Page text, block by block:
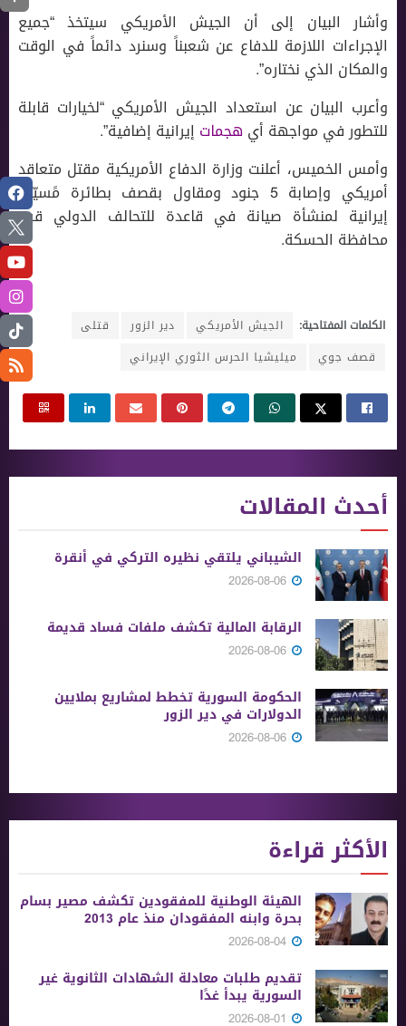
وأشار البيان إلى أن الجيش الأمريكي سيتخذ “جميع
الإجراءات اللازمة للدفاع عن شعبناً وسنرد دائماً في الوقت
والمكان الذي نختاره”.
وأعرب البيان عن استعداد الجيش الأمريكي “لخيارات قابلة
للتطور في مواجهة أي هجمات إيرانية إضافية”.
وأمس الخميس، أعلنت وزارة الدفاع الأمريكية مقتل متعاقد
أمريكي وإصابة 5 جنود ومقاول بقصف بطائرة مًسيّرة
إيرانية لمنشأة صيانة في قاعدة للتحالف الدولي قرب
محافظة الحسكة.
الكلمات المفتاحية: الجيش الأمريكي دير الزور
قتلى
قصف جوي
ميليشيا الحرس الثوري الإيراني
أحدث المقالات
الشيباني يلتقي نظيره التركي في أنقرة
الرقابة المالية تكشف ملفات فساد قديمة
الحكومة السورية تخطط لمشاريع بملايين
الدولارات في دير الزور
الأكثر قراءة
الهيئة الوطنية للمفقودين تكشف مصير بسام
بحرة وابنه المفقودان منذ عام 2013
تقديم طلبات معادلة الشهادات الثانوية ‏غير
السورية يبدأ غدًا